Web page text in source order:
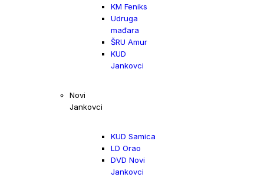
KM Feniks
Udruga
mađara
ŠRU Amur
KUD
Jankovci
Novi
Jankovci
KUD Samica
LD Orao
DVD Novi
Jankovci